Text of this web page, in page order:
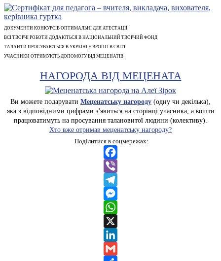
ДОКУМЕНТИ КОНКУРСІВ ОПТИМАЛЬНІ ДЛЯ АТЕСТАЦІЇ
ВСІ ТВОРЧІ РОБОТИ ДОДАЮТЬСЯ В НАЦІОНАЛЬНИЙ ТВОРЧИЙ ФОНД
ТАЛАНТИ ПРОСУВАЮТЬСЯ В УКРАЇНІ, ЄВРОПІ І В СВІТІ
УЧАСНИКИ ОТРИМУЮТЬ ДОПОМОГУ ВІД МЕЦЕНАТІВ
НАГОРОДА ВІД МЕЦЕНАТА
Ви можете подарувати Меценатську нагороду (одну чи декілька),
яка з відповідними цифрами з'явиться на сторінці учасника, а кошти
працюватимуть на просування талановитої людини (колективу).
Хто вже отримав меценатську нагороду?
Поділитися в соцмережах:
Facebook
Viber
Telegram
Messenger
WhatsApp
X
LinkedIn